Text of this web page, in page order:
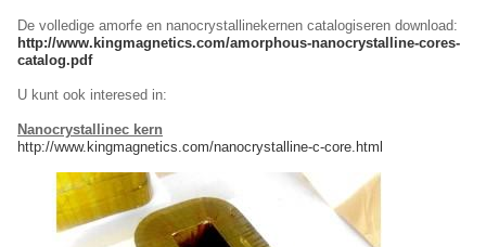
De volledige amorfe en nanocrystallinekernen catalogiseren download:
http://www.kingmagnetics.com/amorphous-nanocrystalline-cores-
catalog.pdf
U kunt ook interesed in:
Nanocrystallinec kern
http://www.kingmagnetics.com/nanocrystalline-c-core.html